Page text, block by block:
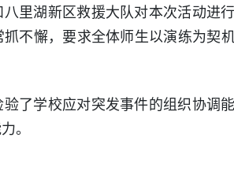
里湖新区救援大队对本次活动进
不懈，要求全体师生以演练为契
了学校应对突发事件的组织协调
。